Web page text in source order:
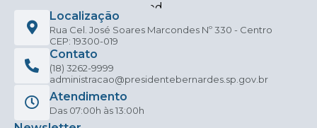
Localização
Rua Cel. José Soares Marcondes Nº 330 - Centro
CEP: 19300-019
Contato
(18) 3262-9999
administracao@presidentebernardes.sp.gov.br
Atendimento
Das 07:00h às 13:00h